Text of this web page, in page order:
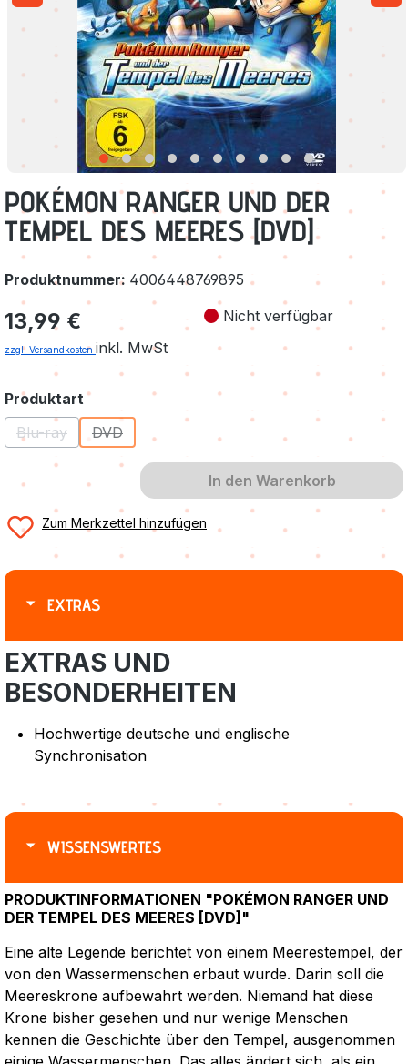
POKÉMON RANGER UND DER
TEMPEL DES MEERES [DVD]
Produktnummer: 4006448769895
Regulärer Preis:
13,99 €
zzgl. Versandkosten inkl. MwSt
Nicht verfügbar
Produktartauswählen
Blu-ray
(Diese Option ist zurzeit nicht verfügbar.)
DVD
(Diese Option ist zurzeit nicht verfügbar.)
In den Warenkorb
Zum Merkzettel hinzufügen
EXTRAS
EXTRAS UND
BESONDERHEITEN
Hochwertige deutsche und englische
Synchronisation
WISSENSWERTES
PRODUKTINFORMATIONEN "POKÉMON RANGER UND
DER TEMPEL DES MEERES [DVD]"
Eine alte Legende berichtet von einem Meerestempel, der
von den Wassermenschen erbaut wurde. Darin soll die
Meereskrone aufbewahrt werden. Niemand hat diese
Krone bisher gesehen und nur wenige Menschen
kennen die Geschichte über den Tempel, ausgenommen